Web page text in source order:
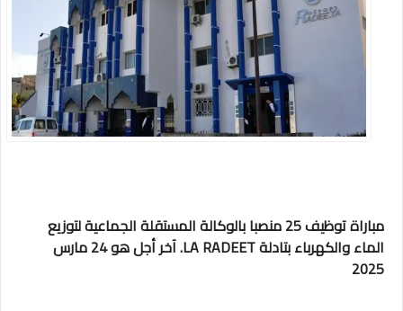
مباراة توظيف 25 منصبا بالوكالة المستقلة الجماعية لتوزيع
الماء والكهرباء بتادلة LA RADEET. آخر أجل هو 24 مارس
2025